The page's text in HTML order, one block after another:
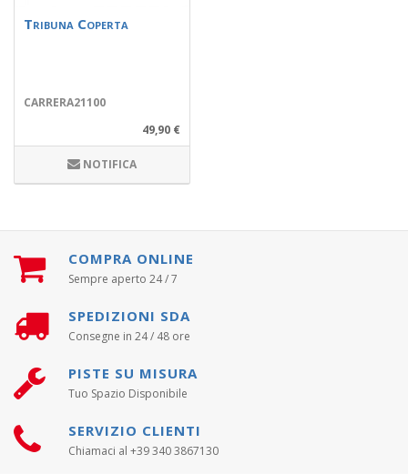
Tribuna Coperta
CARRERA21100
49,90 €
NOTIFICA
COMPRA ONLINE
Sempre aperto 24 / 7
SPEDIZIONI SDA
Consegne in 24 / 48 ore
PISTE SU MISURA
Tuo Spazio Disponibile
SERVIZIO CLIENTI
Chiamaci al +39 340 3867130